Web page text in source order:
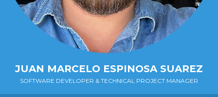
JUAN MARCELO ESPINOSA SUAREZ
SOFTWARE DEVELOPER & TECHNICAL PROJECT MANAGER